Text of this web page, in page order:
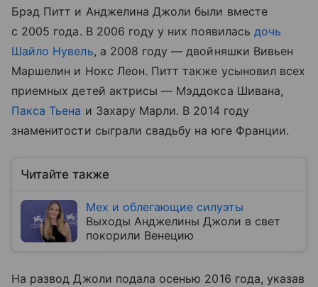
Брэд Питт и Анджелина Джоли были вместе
с 2005 года. В 2006 году у них появилась дочь
Шайло Нувель, а 2008 году — двойняшки Вивьен
Маршелин и Нокс Леон. Питт также усыновил всех
приемных детей актрисы — Мэддокса Шивана,
Пакса Тьена и Захару Марли. В 2014 году
знаменитости сыграли свадьбу на юге Франции.
Читайте также
Мех и облегающие силуэты
Выходы Анджелины Джоли в свет
покорили Венецию
На развод Джоли подала осенью 2016 года, указав